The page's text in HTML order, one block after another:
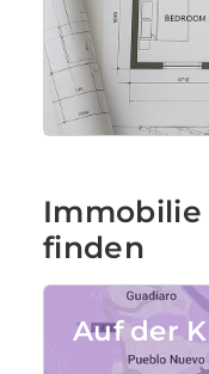
Immobilie
finden
Auf der